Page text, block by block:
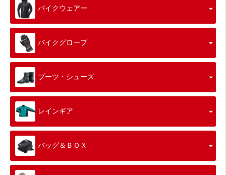
バイクウェアー
バイクグローブ
ブーツ・シューズ
レインギア
バッグ＆ＢＯＸ